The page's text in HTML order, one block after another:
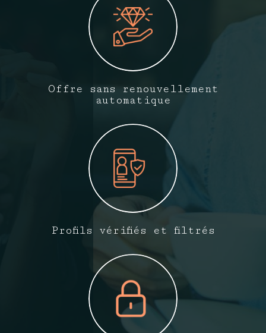
Offre sans renouvellement
automatique
Profils vérifiés et filtrés